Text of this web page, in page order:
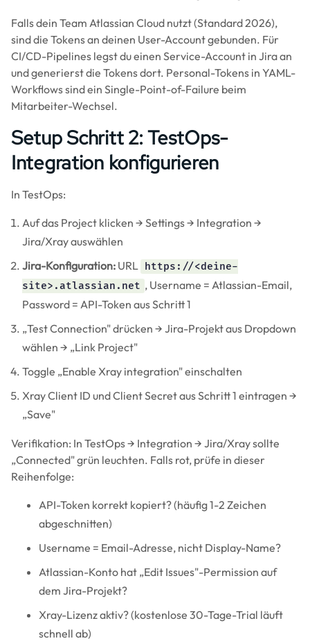
Falls dein Team Atlassian Cloud nutzt (Standard 2026),
sind die Tokens an deinen User-Account gebunden. Für
CI/CD-Pipelines legst du einen Service-Account in Jira an
und generierst die Tokens dort. Personal-Tokens in YAML-
Workflows sind ein Single-Point-of-Failure beim
Mitarbeiter-Wechsel.
Setup Schritt 2: TestOps-
Integration konfigurieren
In TestOps:
Auf das Project klicken → Settings → Integration →
Jira/Xray auswählen
Jira-Konfiguration: URL
https://<deine-
site>.atlassian.net , Username = Atlassian-Email,
Password = API-Token aus Schritt 1
„Test Connection" drücken → Jira-Projekt aus Dropdown
wählen → „Link Project"
Toggle „Enable Xray integration" einschalten
Xray Client ID und Client Secret aus Schritt 1 eintragen →
„Save"
Verifikation: In TestOps → Integration → Jira/Xray sollte
„Connected" grün leuchten. Falls rot, prüfe in dieser
Reihenfolge:
API-Token korrekt kopiert? (häufig 1-2 Zeichen
abgeschnitten)
Username = Email-Adresse, nicht Display-Name?
Atlassian-Konto hat „Edit Issues"-Permission auf
dem Jira-Projekt?
Xray-Lizenz aktiv? (kostenlose 30-Tage-Trial läuft
schnell ab)